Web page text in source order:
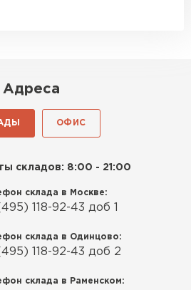
Адреса
ОФИС
складов: 8:00 - 21:00
склада в Москве:
118-92-43 доб 1
склада в Одинцово:
118-92-43 доб 2
склада в Раменском: